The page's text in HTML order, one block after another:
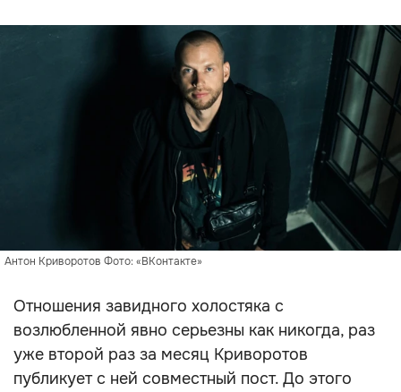
Антон Криворотов Фото: «ВКонтакте»
Отношения завидного холостяка с
возлюбленной явно серьезны как никогда, раз
уже второй раз за месяц Криворотов
публикует с ней совместный пост. До этого